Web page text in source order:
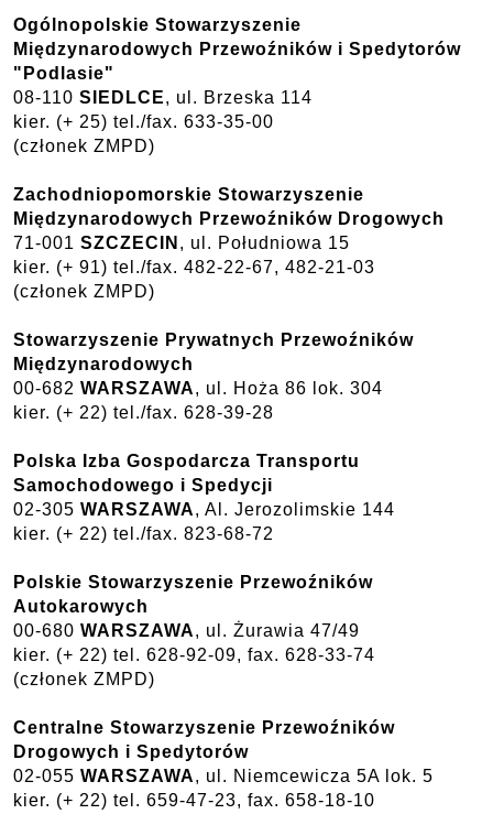
Ogólnopolskie Stowarzyszenie
Międzynarodowych Przewoźników i Spedytorów
"Podlasie"
08-110 SIEDLCE, ul. Brzeska 114
kier. (+ 25) tel./fax. 633-35-00
(członek ZMPD)
Zachodniopomorskie Stowarzyszenie
Międzynarodowych Przewoźników Drogowych
71-001 SZCZECIN , ul. Południowa 15
kier. (+ 91) tel./fax. 482-22-67, 482-21-03
(członek ZMPD)
Stowarzyszenie Prywatnych Przewoźników
Międzynarodowych
00-682 WARSZAWA, ul. Hoża 86 lok. 304
kier. (+ 22) tel./fax. 628-39-28
Polska Izba Gospodarcza Transportu
Samochodowego i Spedycji
02-305 WARSZAWA, Al. Jerozolimskie 144
kier. (+ 22) tel./fax. 823-68-72
Polskie Stowarzyszenie Przewoźników
Autokarowych
00-680 WARSZAWA, ul. Żurawia 47/49
kier. (+ 22) tel. 628-92-09, fax. 628-33-74
(członek ZMPD)
Centralne Stowarzyszenie Przewoźników
Drogowych i Spedytorów
02-055 WARSZAWA, ul. Niemcewicza 5A lok. 5
kier. (+ 22) tel. 659-47-23, fax. 658-18-10